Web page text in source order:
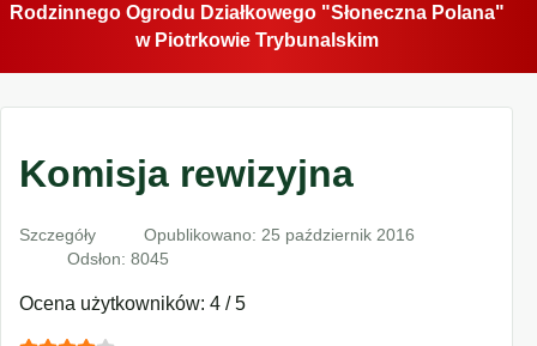
Rodzinnego Ogrodu Działkowego "Słoneczna Polana"
w Piotrkowie Trybunalskim
Komisja rewizyjna
Szczegóły
Opublikowano: 25 październik 2016
Odsłon: 8045
Ocena użytkowników: 4 /5